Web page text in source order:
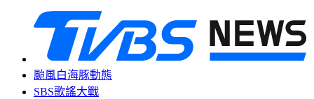
颱風白海豚動態
SBS歌謠大戰